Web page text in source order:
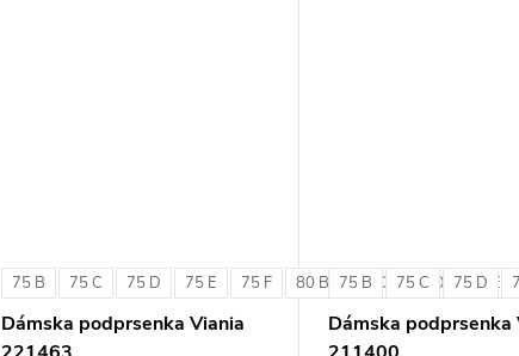
75 B 75 C 75 D 75 E 75 F 80 B 80 C 80 D 80 E
Dámska podprsenka Viania
75 B 75 C 75 D
Dámska podprsenka